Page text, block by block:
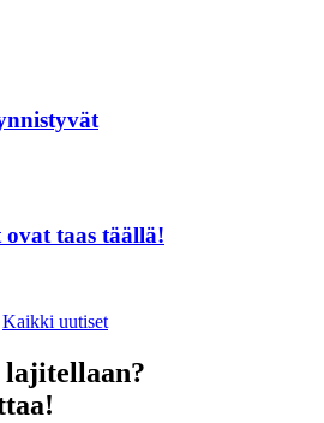
taas täällä!
Kaikki uutiset